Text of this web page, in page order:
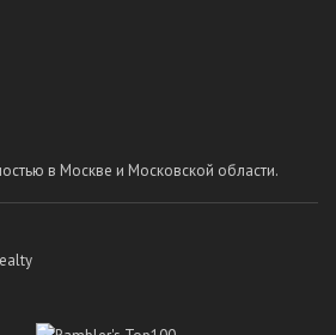
в Москве и Московской области.